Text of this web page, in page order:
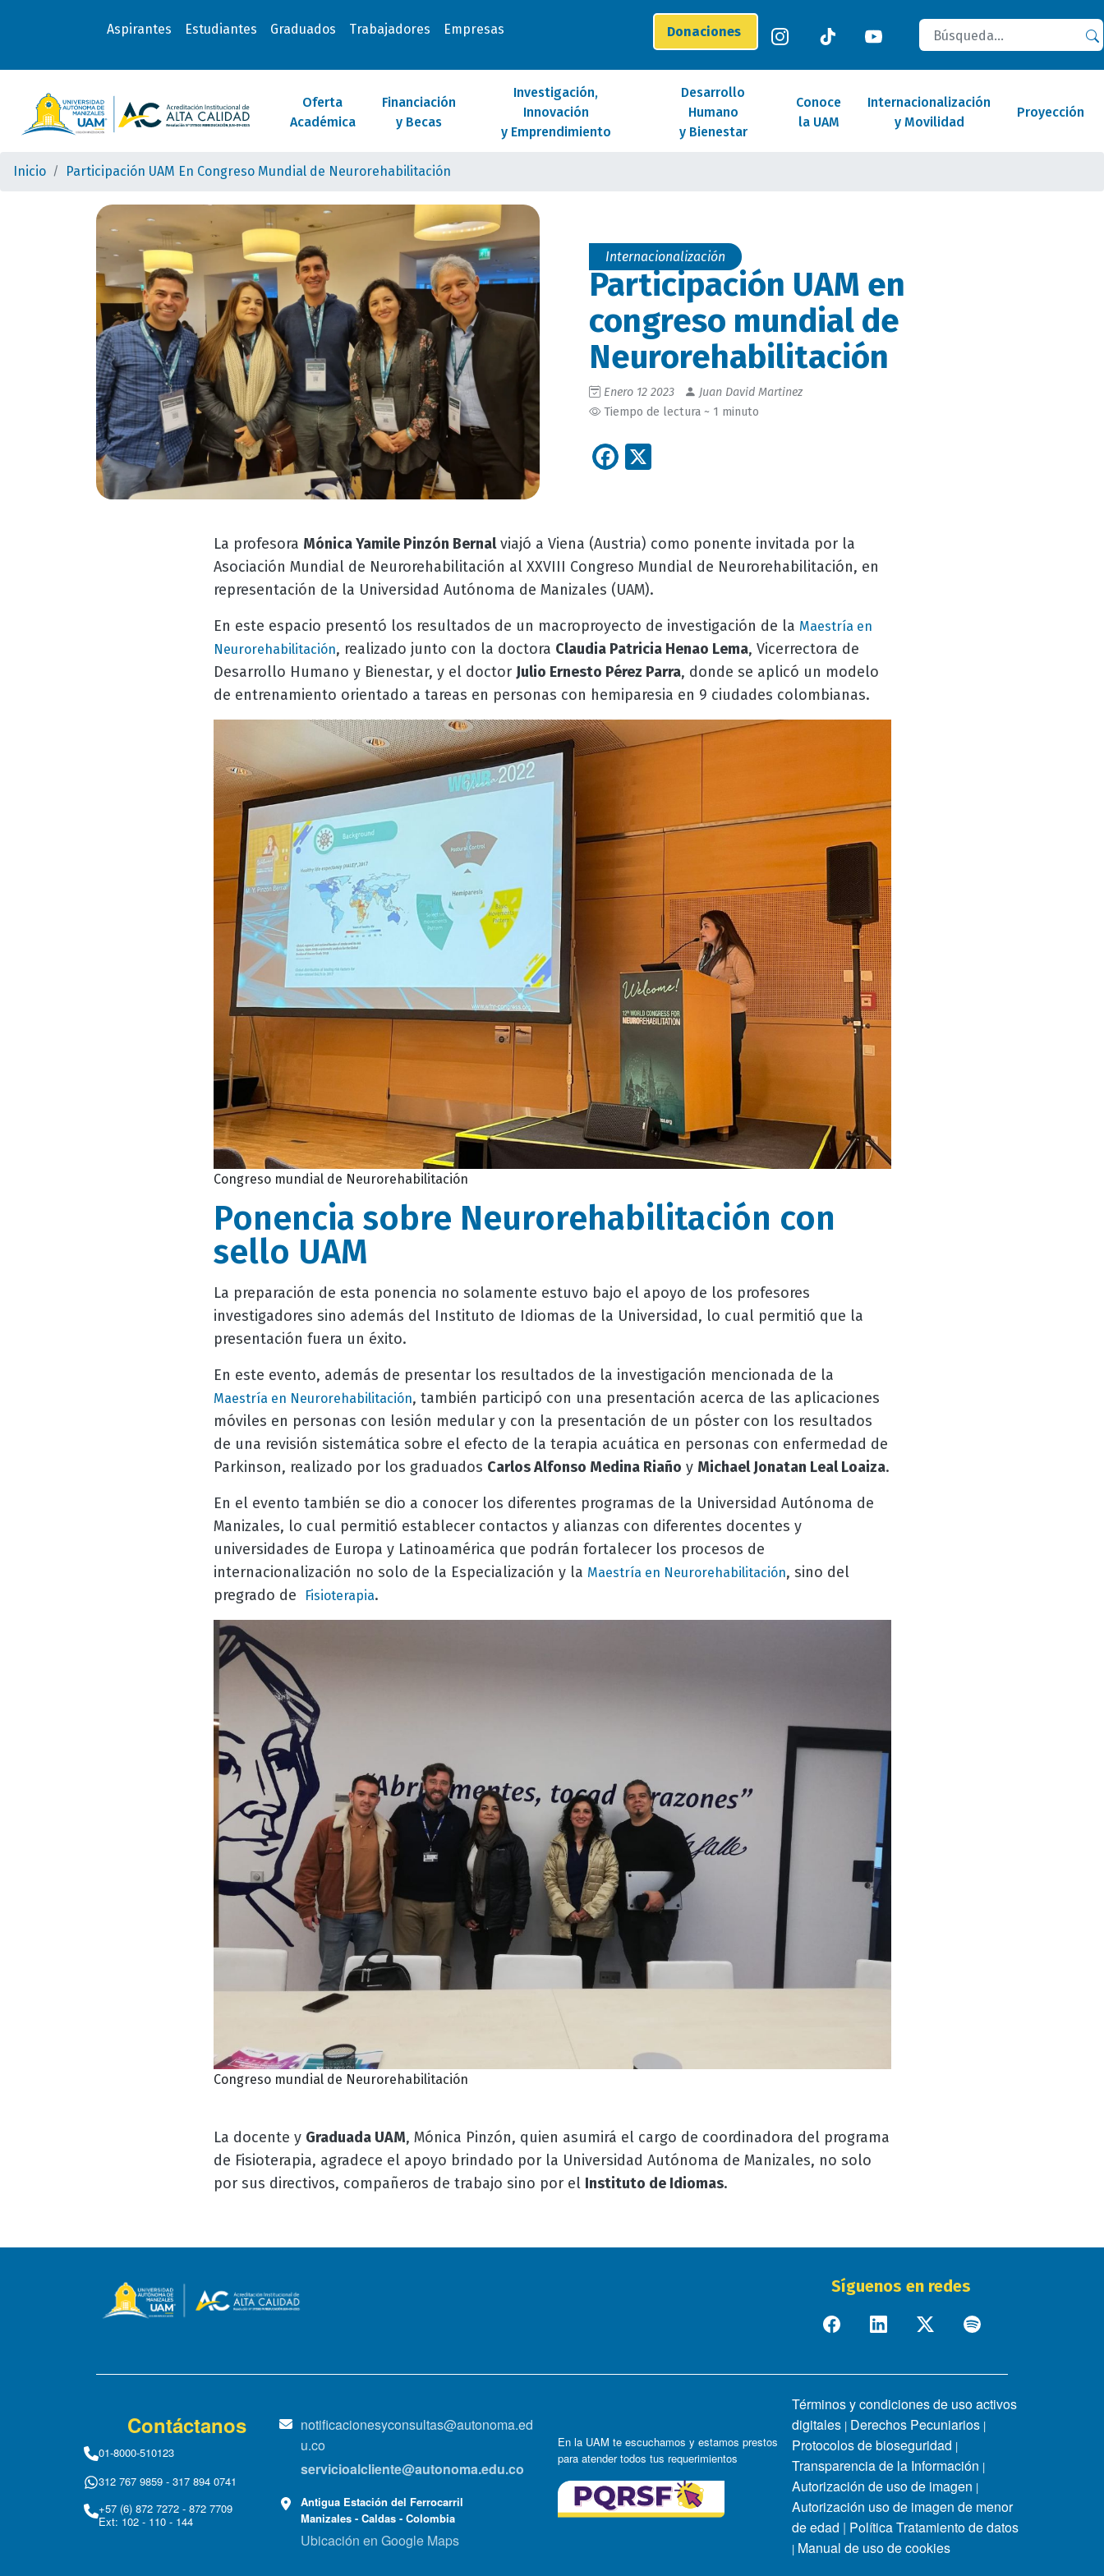
Aspirantes Estudiantes Graduados Trabajadores Empresas Donaciones
Buscar
Oferta
Académica
Financiación
y Becas
Investigación,
Innovación
y Emprendimiento
Desarrollo
Humano
y Bienestar
Conoce
la UAM
Internacionalización
y Movilidad
Proyección
Inicio Participación UAM En Congreso Mundial de Neurorehabilitación
Internacionalización
Participación UAM en
congreso mundial de
Neurorehabilitación
Enero 12 2023
Juan David Martinez
Tiempo de lectura ~ 1 minuto
Facebook
La profesora Mónica Yamile Pinzón Bernalviajó a Viena (Austria) como ponente invitada por la
Asociación Mundial de Neurorehabilitación al XXVIII Congreso Mundial de Neurorehabilitación, en
representación de la Universidad Autónoma de Manizales (UAM).
En este espacio presentó los resultados de un macroproyecto de investigación de la Maestría en
Neurorehabilitación, realizado junto con la doctora Claudia Patricia Henao Lema, Vicerrectora de
Desarrollo Humano y Bienestar, y el doctor Julio Ernesto Pérez Parra, donde se aplicó un modelo
de entrenamiento orientado a tareas en personas con hemiparesia en 9 ciudades colombianas.
Congreso mundial de Neurorehabilitación
Ponencia sobre Neurorehabilitación con
sello UAM
La preparación de esta ponencia no solamente estuvo bajo el apoyo de los profesores
investigadores sino además del Instituto de Idiomas de la Universidad, lo cual permitió que la
presentación fuera un éxito.
En este evento, además de presentar los resultados de la investigación mencionada de la
Maestría en Neurorehabilitación, también participó con una presentación acerca de las aplicaciones
móviles en personas con lesión medular y con la presentación de un póster con los resultados
de una revisión sistemática sobre el efecto de la terapia acuática en personas con enfermedad de
Parkinson, realizado por los graduados Carlos Alfonso Medina Riaño y Michael Jonatan Leal Loaiza.
En el evento también se dio a conocer los diferentes programas de la Universidad Autónoma de
Manizales, lo cual permitió establecer contactos y alianzas con diferentes docentes y
universidades de Europa y Latinoamérica que podrán fortalecer los procesos de
internacionalización no solo de la Especialización y la Maestría en Neurorehabilitación, sino del
pregrado de
Fisioterapia.
Congreso mundial de Neurorehabilitación
La docente y Graduada UAM, Mónica Pinzón, quien asumirá el cargo de coordinadora del programa
de Fisioterapia, agradece el apoyo brindado por la Universidad Autónoma de Manizales, no solo
por sus directivos, compañeros de trabajo sino por el Instituto de Idiomas.
Síguenos en redes
Contáctanos
01-8000-510123
312 767 9859 - 317 894 0741
+57 (6) 872 7272 - 872 7709
Ext: 102 - 110 - 144
notificacionesyconsultas@autonoma.ed
u.co
servicioalcliente@autonoma.edu.co
Antigua Estación del Ferrocarril
Manizales - Caldas - Colombia
Ubicación en Google Maps
En la UAM te escuchamos y estamos prestos
para atender todos tus requerimientos
Términos y condiciones de uso activos
digitales | Derechos Pecuniarios |
Protocolos de bioseguridad |
Transparencia de la Información |
Autorización de uso de imagen |
Autorización uso de imagen de menor
de edad | Política Tratamiento de datos
| Manual de uso de cookies